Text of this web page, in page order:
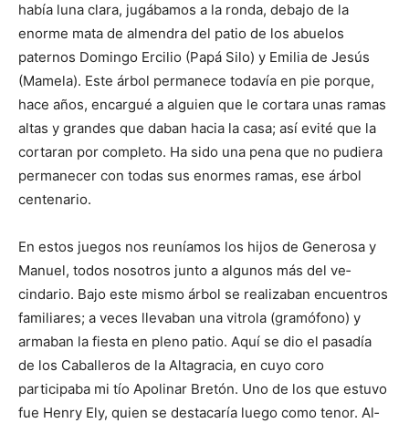
había luna clara, jugábamos a la ronda, debajo de la
enorme mata de almendra del patio de los abuelos
paternos Domingo Ercilio (Papá Silo) y Emilia de Jesús
(Mamela). Este árbol permanece toda­vía en pie porque,
hace años, en­cargué a alguien que le cortara unas ramas
altas y gran­des que daban hacia la casa; así evité que la
cortaran por completo. Ha sido una pena que no pudiera
permanecer con todas sus enormes ramas, ese árbol
centenario.
En estos juegos nos reu­níamos los hijos de Genero­sa y
Manuel, todos nosotros junto a algunos más del ve­
cindario. Bajo este mismo árbol se realizaban encuentros
familiares; a veces ­llevaban una vitrola (gramófono) y
armaban la fiesta en pleno patio. Aquí se dio el pasadía
de los Caballeros de la Altagracia, en cuyo coro
participaba mi tío Apolinar Bretón. Uno de los que estuvo
fue Henry Ely, quien se destacaría luego como tenor. Al­